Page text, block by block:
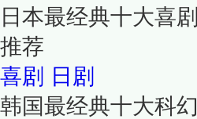
日本最经典十大喜
推荐
喜剧
日剧
韩国最经典十大科